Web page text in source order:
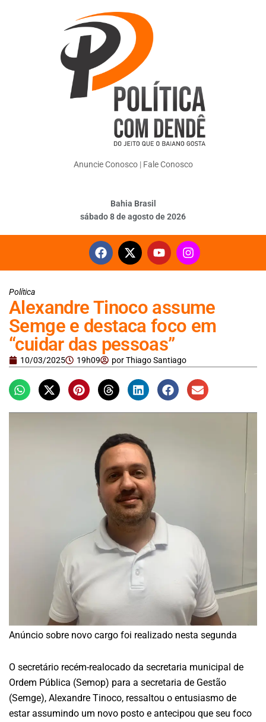
Anuncie Conosco| Fale Conosco
Bahia Brasil
sábado 8 de agosto de 2026
Política
Alexandre Tinoco assume
Semge e destaca foco em
“cuidar das pessoas”
10/03/2025 19h09 porThiago Santiago
Anúncio sobre novo cargo foi realizado nesta segunda
O secretário recém-realocado da secretaria municipal de
Ordem Pública (Semop) para a secretaria de Gestão
(Semge), Alexandre Tinoco, ressaltou o entusiasmo de
estar assumindo um novo posto e antecipou que seu foco